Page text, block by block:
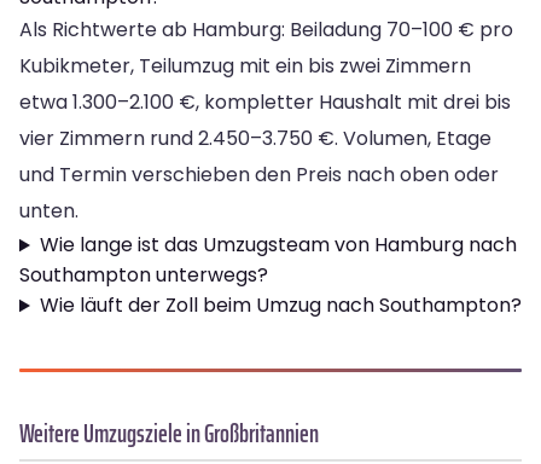
Als Richtwerte ab Hamburg: Beiladung 70–100 € pro
Kubikmeter, Teilumzug mit ein bis zwei Zimmern
etwa 1.300–2.100 €, kompletter Haushalt mit drei bis
vier Zimmern rund 2.450–3.750 €. Volumen, Etage
und Termin verschieben den Preis nach oben oder
unten.
Wie lange ist das Umzugsteam von Hamburg nach
Southampton unterwegs?
Wie läuft der Zoll beim Umzug nach Southampton?
Weitere Umzugsziele in Großbritannien